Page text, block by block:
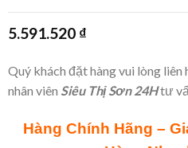
5.591.520 ₫
Quý khách đặt hàng vui lòng liên
nhân viên Siêu Thị Sơn 24Htư
Hàng Chính Hãng –